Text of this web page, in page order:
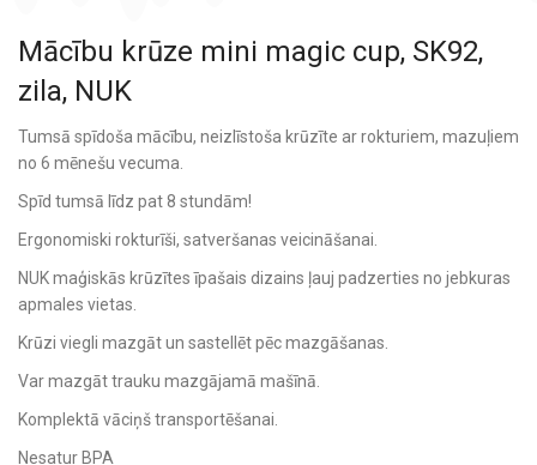
Mācību krūze mini magic cup, SK92,
zila, NUK
Tumsā spīdoša mācību, neizlīstoša krūzīte ar rokturiem, mazuļiem
no 6 mēnešu vecuma.
Spīd tumsā līdz pat 8 stundām!
Ergonomiski rokturīši, satveršanas veicināšanai.
NUK maģiskās krūzītes īpašais dizains ļauj padzerties no jebkuras
apmales vietas.
Krūzi viegli mazgāt un sastellēt pēc mazgāšanas.
Var mazgāt trauku mazgājamā mašīnā.
Komplektā vāciņš transportēšanai.
Nesatur BPA